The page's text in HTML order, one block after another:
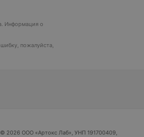
Информация о
пожалуйста,
© 2026 ООО «Артокс Лаб», УНП 191700409,